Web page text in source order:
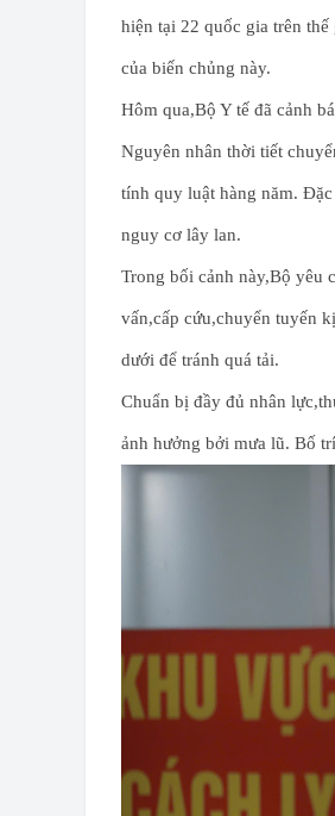
hiện tại 22 quốc gia trên
của biến chủng này.
Hôm qua,Bộ Y tế đã cảnh
Nguyên nhân thời tiết
tính quy luật hàng năm.
nguy cơ lây lan.
Trong bối cảnh này,Bộ yêu
vấn,cấp cứu,chuyển tuyến
dưới để tránh quá tải.
Chuẩn bị đầy đủ nhân
ảnh hưởng bởi mưa lũ. Bố